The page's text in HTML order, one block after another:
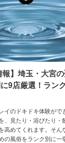
報】埼玉・大宮
9店厳選！ラン
イのドキドキ体験がで
、見たり・浴びたり
高めてくれます。そん
の風俗をランク別に一